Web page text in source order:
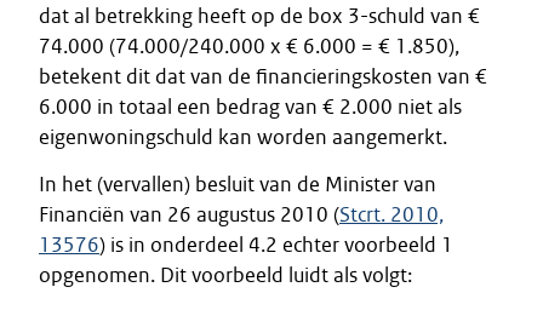
dat al betrekking heeft op de box 3-schuld van €
74.000 (74.000/240.000 x € 6.000 = € 1.850),
betekent dit dat van de financieringskosten van €
6.000 in totaal een bedrag van € 2.000 niet als
eigenwoningschuld kan worden aangemerkt.
In het (vervallen) besluit van de Minister van
Financiën van 26 augustus 2010 (Stcrt. 2010,
13576) is in onderdeel 4.2 echter voorbeeld 1
opgenomen. Dit voorbeeld luidt als volgt: